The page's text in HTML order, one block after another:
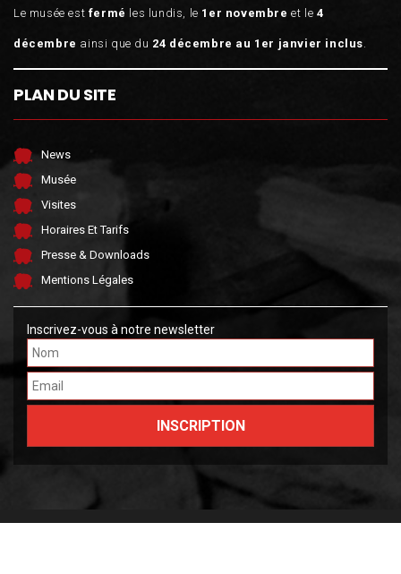
Le musée est fermé les lundis, le 1er novembre et le 4
décembre ainsi que du 24 décembre au 1er janvier inclus.
PLAN DU SITE
News
Musée
Visites
Horaires Et Tarifs
Presse & Downloads
Mentions Légales
Inscrivez-vous à notre newsletter